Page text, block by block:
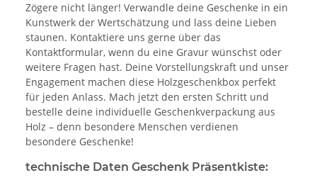
Zögere nicht länger! Verwandle deine Geschenke in ein
Kunstwerk der Wertschätzung und lass deine Lieben
staunen. Kontaktiere uns gerne über das
Kontaktformular, wenn du eine Gravur wünschst oder
weitere Fragen hast. Deine Vorstellungskraft und unser
Engagement machen diese Holzgeschenkbox perfekt
für jeden Anlass. Mach jetzt den ersten Schritt und
bestelle deine individuelle Geschenkverpackung aus
Holz – denn besondere Menschen verdienen
besondere Geschenke!
technische Daten Geschenk Präsentkiste: